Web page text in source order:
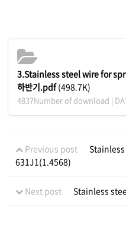
3.Stainless steel wire for
하반기.pdf(498.7K)
4837Number of download |
Previous post
631J1(1.4568)
Next post
Stainless